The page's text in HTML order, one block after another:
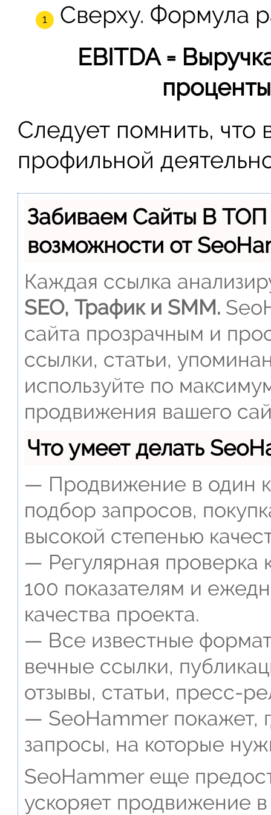
Сверху. Формула
EBITDA =
Следует помнить, что
профильной
Забиваем Сайты В
возможности от
Каждая ссылка
SEO, Трафик и SMM.
сайта прозрачным и
ссылки, статьи,
используйте по
продвижения вашего
Что умеет делать
— Продвижение в один
подбор запросов,
высокой степенью
— Регулярная проверка
100 показателям и
качества проекта.
— Все известные
вечные ссылки,
отзывы, статьи, пресс-
— SeoHammer покажет,
запросы, на которые
SeoHammer еще
ускоряет продвижение